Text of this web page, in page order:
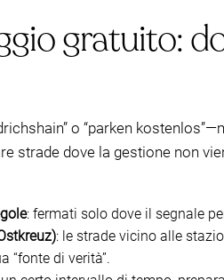
gratuito:
o “parken
strade dove la gestione non
: fermati solo dove il segnale
: le strade vicino alle
“fonte di verità”.